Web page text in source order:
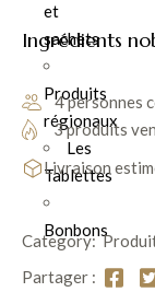
et
sachets
Produits
régionaux
Les
Tablettes
Bonbons
Ingrédients
4 personnes
3 produits
Livraison
Category:
Partager :